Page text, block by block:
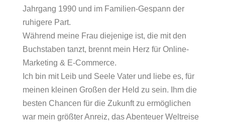
Jahrgang 1990 und im Familien-Gespann der
ruhigere Part.
Während meine Frau diejenige ist, die mit den
Buchstaben tanzt, brennt mein Herz für Online-
Marketing & E-Commerce.
Ich bin mit Leib und Seele Vater und liebe es, für
meinen kleinen Großen der Held zu sein. Ihm die
besten Chancen für die Zukunft zu ermöglichen
war mein größter Anreiz, das Abenteuer Weltreise